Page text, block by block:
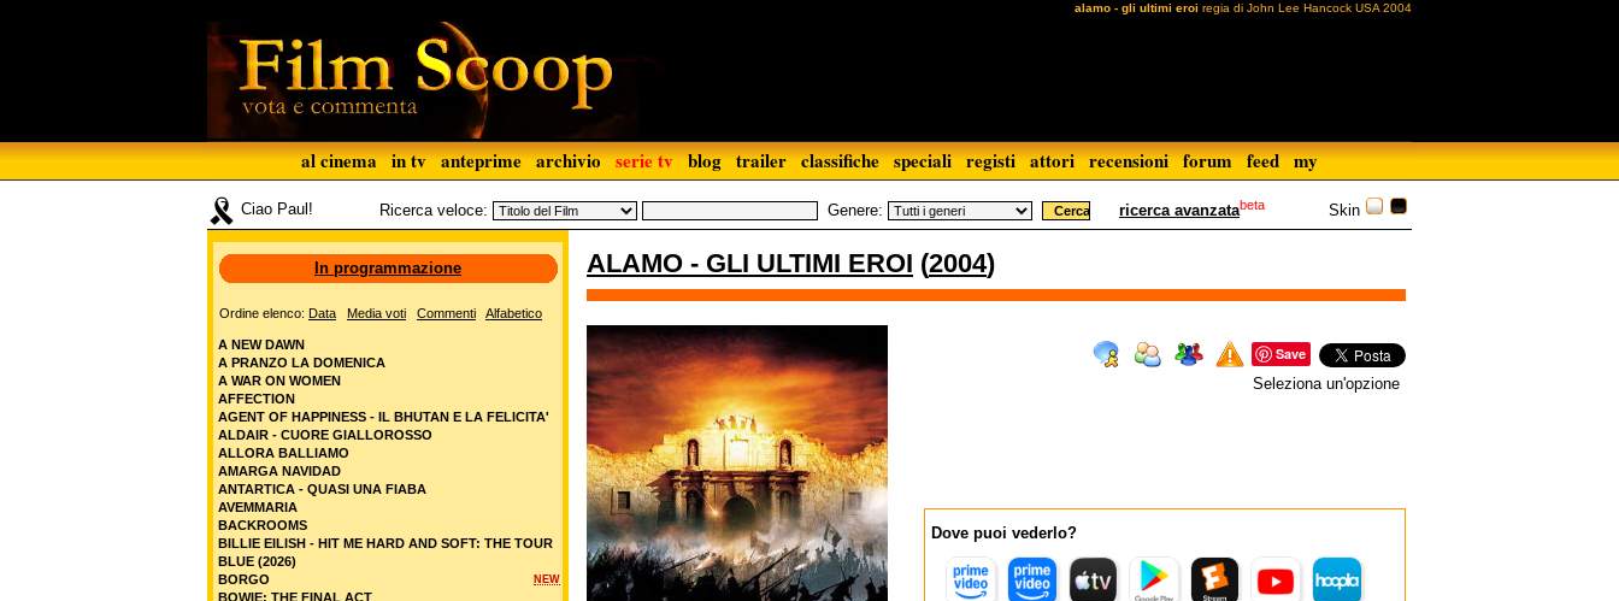
alamo - gli ultimi eroi regia di John Lee Hancock USA 2004
al cinema in tv anteprime archivio serie tv blog trailer classifiche speciali registi attori recensioni forum feed my
Skin
Ciao Paul! Ricerca veloce: Genere: ricerca avanzatabeta
ALAMO - GLI ULTIMI EROI (2004)
Save
Seleziona un'opzione
Dove puoi vederlo?
In programmazione
Ordine elenco: Data Media voti Commenti Alfabetico
A NEW DAWN
A PRANZO LA DOMENICA
A WAR ON WOMEN
AFFECTION
AGENT OF HAPPINESS - IL BHUTAN E LA FELICITA'
ALDAIR - CUORE GIALLOROSSO
ALLORA BALLIAMO
AMARGA NAVIDAD
ANTARTICA - QUASI UNA FIABA
AVEMMARIA
BACKROOMS
BILLIE EILISH - HIT ME HARD AND SOFT: THE TOUR
BLUE (2026)
NEW
BORGO
BOWIE: THE FINAL ACT